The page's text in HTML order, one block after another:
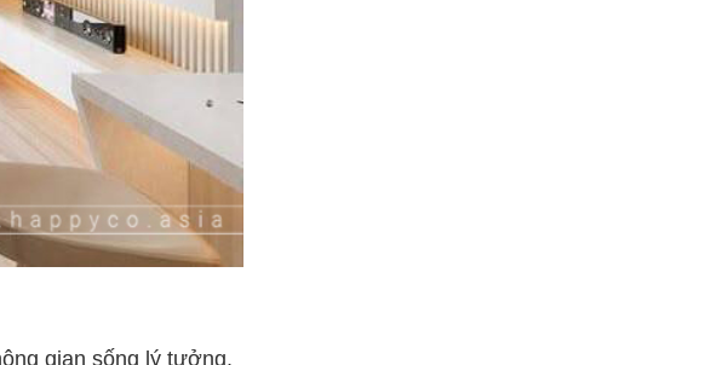
gian sống lý tưởng.